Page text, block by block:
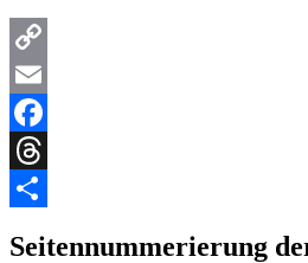
Copy
Link
Email
Facebook
Threads
Seitennummerierung